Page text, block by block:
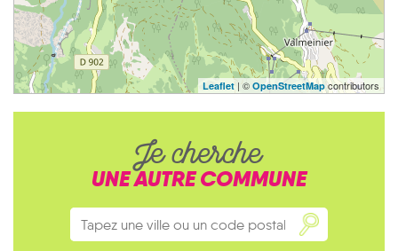
Leaflet| © OpenStreetMapcontributors
Je cherche
UNE AUTRE COMMUNE